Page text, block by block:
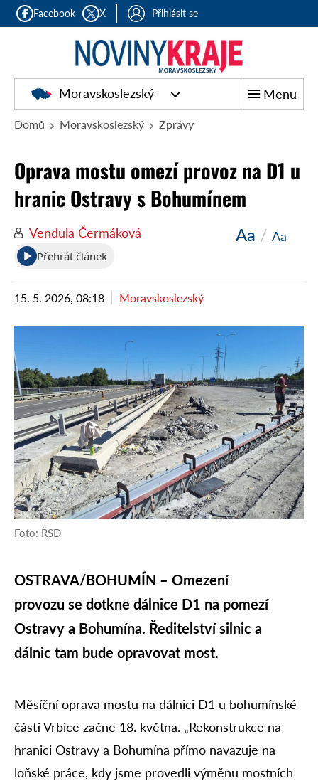
Facebook X Přihlásit se
Moravskoslezský Menu
Domů Moravskoslezský Zprávy
Oprava mostu omezí provoz na D1 u
hranic Ostravy s Bohumínem
Vendula Čermáková Aa / Aa
Přehrát článek
15. 5. 2026, 08:18 Moravskoslezský
Foto: ŘSD
OSTRAVA/BOHUMÍN – Omezení
provozu se dotkne dálnice D1 na pomezí
Ostravy a Bohumína. Ředitelství silnic a
dálnic tam bude opravovat most.
Měsíční oprava mostu na dálnici D1 u bohumínské
části Vrbice začne 18. května. „Rekonstrukce na
hranici Ostravy a Bohumína přímo navazuje na
loňské práce, kdy jsme provedli výměnu mostních